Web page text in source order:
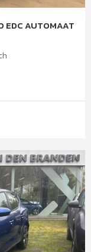
EDC AUTOMAAT